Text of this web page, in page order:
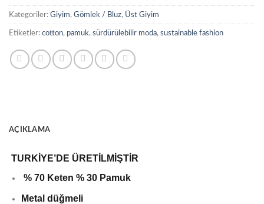
Kategoriler: Giyim, Gömlek / Bluz, Üst Giyim
Etiketler: cotton, pamuk, sürdürülebilir moda, sustainable fashion
AÇIKLAMA
TURKİYE’DE ÜRETİLMİŞTİR
% 70 Keten % 30 Pamuk
Metal düğmeli